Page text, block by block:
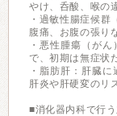
やけ、呑酸、喉の
・過敏性腸症候群
腹痛、お腹の張り
・悪性腫瘍（が
で、初期は無症状
・脂肪肝：肝臓
肝炎や肝硬変のリ
■消化器内科で行